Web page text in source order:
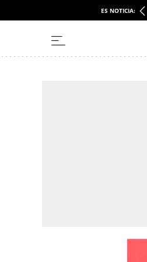
ES NOTICIA: